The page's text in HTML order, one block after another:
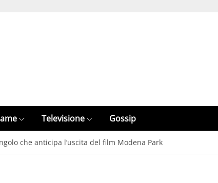
Televisione Gossip
che anticipa l’uscita del film Modena Park